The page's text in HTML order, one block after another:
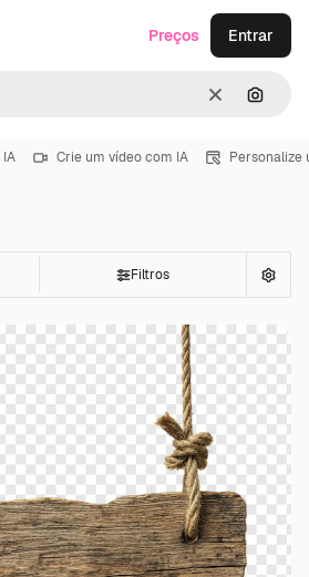
Limpar
Preços Entrar
Crie um vídeo com IA Personalize
Filtros